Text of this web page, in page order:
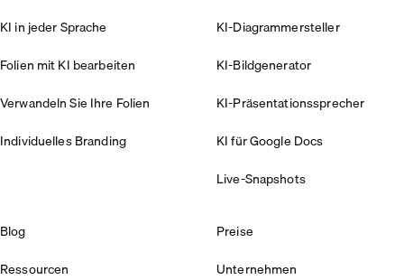
KI in jeder Sprache
Folien mit KI bearbeiten
Verwandeln Sie Ihre Folien
Individuelles Branding
KI-Diagrammersteller
KI-Bildgenerator
KI-Präsentationssprecher
KI für Google Docs
Live-Snapshots
Blog
Ressourcen
Preise
Unternehmen